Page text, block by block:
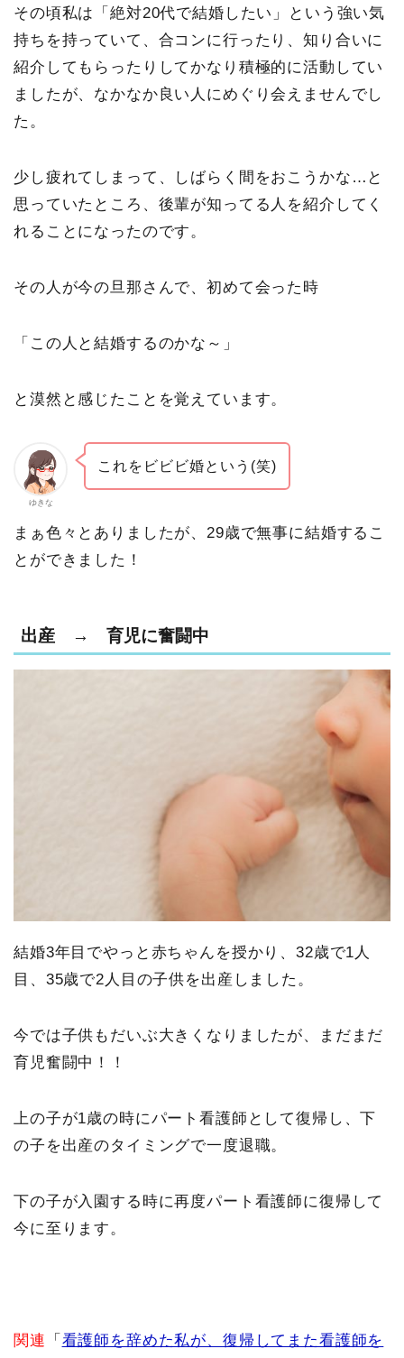
その頃私は「絶対20代で結婚したい」という強い気
持ちを持っていて、合コンに行ったり、知り合いに
紹介してもらったりしてかなり積極的に活動してい
ましたが、なかなか良い人にめぐり会えませんでし
た。
少し疲れてしまって、しばらく間をおこうかな…と
思っていたところ、後輩が知ってる人を紹介してく
れることになったのです。
その人が今の旦那さんで、初めて会った時
「この人と結婚するのかな～」
と漠然と感じたことを覚えています。
ゆきな
これをビビビ婚という(笑)
まぁ色々とありましたが、29歳で無事に結婚するこ
とができました！
出産 → 育児に奮闘中
結婚3年目でやっと赤ちゃんを授かり、32歳で1人
目、35歳で2人目の子供を出産しました。
今では子供もだいぶ大きくなりましたが、まだまだ
育児奮闘中！！
上の子が1歳の時にパート看護師として復帰し、下
の子を出産のタイミングで一度退職。
下の子が入園する時に再度パート看護師に復帰して
今に至ります。
関連 「 看護師を辞めた私が、復帰してまた看護師を